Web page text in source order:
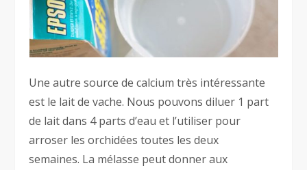
Une autre source de calcium très intéressante
est le lait de vache. Nous pouvons diluer 1 part
de lait dans 4 parts d’eau et l’utiliser pour
arroser les orchidées toutes les deux
semaines. La mélasse peut donner aux